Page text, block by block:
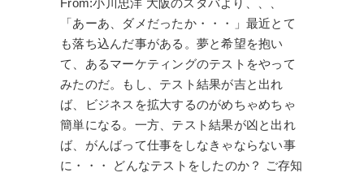
「あーあ、ダメだったか・・・」最近とて
も落ち込んだ事がある。夢と希望を抱い
て、あるマーケティングのテストをやって
みたのだ。もし、テスト結果が吉と出れ
ば、ビジネスを拡大するのがめちゃめちゃ
簡単になる。一方、テスト結果が凶と出れ
ば、がんばって仕事をしなきゃならない事
に・・・ どんなテストをしたのか？ ご存知